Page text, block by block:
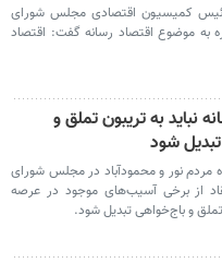
کمیسیون اقتصادی مجلس شورای
به موضوع اقتصاد رسانه گفت: اقتصاد
نباید به تریبون تملق و
شود
مردم نور و محمودآباد در مجلس شورای
از برخی آسیب‌های موجود در عرصه
و باج‌خواهی تبدیل شود.